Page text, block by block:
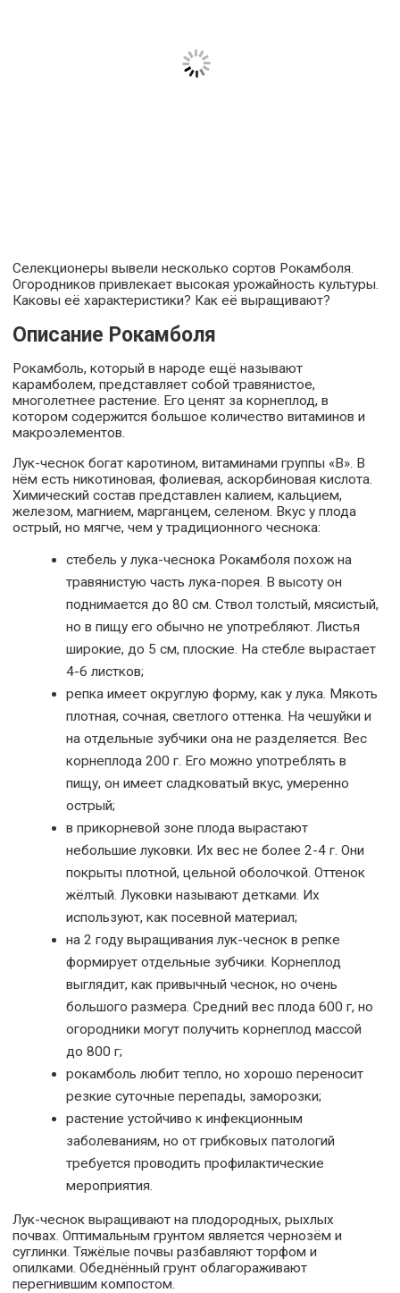
Селекционеры вывели несколько сортов Рокамболя.
Огородников привлекает высокая урожайность культуры.
Каковы её характеристики? Как её выращивают?
Описание Рокамболя
Рокамболь, который в народе ещё называют
карамболем, представляет собой травянистое,
многолетнее растение. Его ценят за корнеплод, в
котором содержится большое количество витаминов и
макроэлементов.
Лук-чеснок богат каротином, витаминами группы «В». В
нём есть никотиновая, фолиевая, аскорбиновая кислота.
Химический состав представлен калием, кальцием,
железом, магнием, марганцем, селеном. Вкус у плода
острый, но мягче, чем у традиционного чеснока:
стебель у лука-чеснока Рокамболя похож на
травянистую часть лука-порея. В высоту он
поднимается до 80 см. Ствол толстый, мясистый,
но в пищу его обычно не употребляют. Листья
широкие, до 5 см, плоские. На стебле вырастает
4-6 листков;
репка имеет округлую форму, как у лука. Мякоть
плотная, сочная, светлого оттенка. На чешуйки и
на отдельные зубчики она не разделяется. Вес
корнеплода 200 г. Его можно употреблять в
пищу, он имеет сладковатый вкус, умеренно
острый;
в прикорневой зоне плода вырастают
небольшие луковки. Их вес не более 2-4 г. Они
покрыты плотной, цельной оболочкой. Оттенок
жёлтый. Луковки называют детками. Их
используют, как посевной материал;
на 2 году выращивания лук-чеснок в репке
формирует отдельные зубчики. Корнеплод
выглядит, как привычный чеснок, но очень
большого размера. Средний вес плода 600 г, но
огородники могут получить корнеплод массой
до 800 г;
рокамболь любит тепло, но хорошо переносит
резкие суточные перепады, заморозки;
растение устойчиво к инфекционным
заболеваниям, но от грибковых патологий
требуется проводить профилактические
мероприятия.
Лук-чеснок выращивают на плодородных, рыхлых
почвах. Оптимальным грунтом является чернозём и
суглинки. Тяжёлые почвы разбавляют торфом и
опилками. Обеднённый грунт облагораживают
перегнившим компостом.